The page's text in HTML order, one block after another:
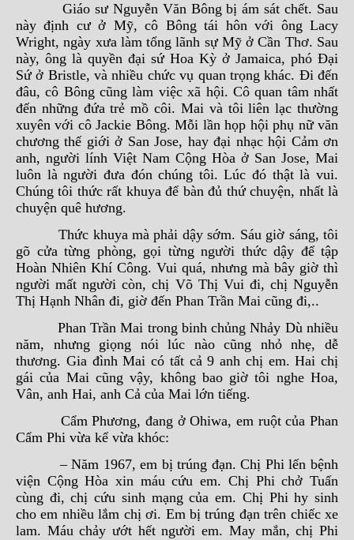
Giáo sư Nguyễn Văn Bông bị ám sát chết. Sau
này định cư ở Mỹ, cô Bông tái hôn với ông Lacy
Wright, ngày xưa làm tổng lãnh sự Mỹ ở Cần Thơ. Sau
này, ông là quyền đại sứ Hoa Kỳ ở Jamaica, phó Đại
Sứ ở Bristle, và nhiều chức vụ quan trọng khác. Đi đến
đâu, cô Bông cũng làm việc xã hội. Cô quan tâm nhất
đến những đứa trẻ mồ côi. Mai và tôi liên lạc thường
xuyên với cô Jackie Bông. Mỗi lần họp hội phụ nữ văn
chương thế giới ở San Jose, hay đại nhạc hội Cảm ơn
anh, người lính Việt Nam Cộng Hòa ở San Jose, Mai
luôn là người đưa đón chúng tôi. Lúc đó thật là vui.
Chúng tôi thức rất khuya để bàn đủ thứ chuyện, nhất là
chuyện quê hương.
Thức khuya mà phải dậy sớm. Sáu giờ sáng, tôi
gõ cửa từng phòng, gọi từng người thức dậy để tập
Hoàn Nhiên Khí Công. Vui quá, nhưng mà bây giờ thì
người mất người còn, chị Võ Thị Vui đi, chị Nguyễn
Thị Hạnh Nhân đi, giờ đến Phan Trần Mai cũng đi,..
Phan Trần Mai trong binh chủng Nhảy Dù nhiều
năm, nhưng giọng nói lúc nào cũng nhỏ nhẹ, dễ
thương. Gia đình Mai có tất cả 9 anh chị em. Hai chị
gái của Mai cũng vậy, không bao giờ tôi nghe Hoa,
Vân, anh Hai, anh Cả của Mai lớn tiếng.
Cẩm Phương, đang ở Ohiwa, em ruột của Phan
Cẩm Phi vừa kể vừa khóc:
– Năm 1967, em bị trúng đạn. Chị Phi lến bệnh
viện Cộng Hòa xin máu cứu em. Chị Phi chở Tuấn
cùng đi, chị cứu sinh mạng của em. Chị Phi hy sinh
cho em nhiều lắm chị ơi. Em bị trúng đạn trên chiếc xe
lam. Máu chảy ướt hết người em. May mắn, chị Phi